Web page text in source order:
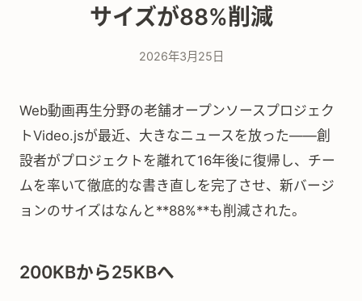
サイズが88%削減
2026年3月25日
Web動画再生分野の老舗オープンソースプロジェク
トVideo.jsが最近、大きなニュースを放った——創
設者がプロジェクトを離れて16年後に復帰し、チー
ムを率いて徹底的な書き直しを完了させ、新バージ
ョンのサイズはなんと**88%**も削減された。
200KBから25KBへ